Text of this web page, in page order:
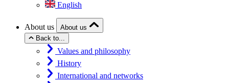
English
About us
About us
Back to...
Values and philosophy
History
International and networks